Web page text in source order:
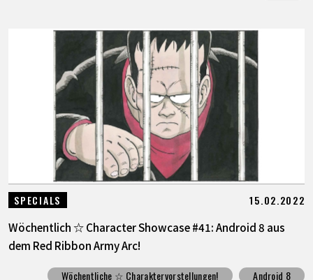
SPECIALS 15.02.2022
Wöchentlich ☆ Character Showcase #41: Android 8 aus
dem Red Ribbon Army Arc!
Wöchentliche ☆ Charaktervorstellungen! Android 8